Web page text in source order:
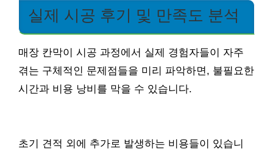
실제 시공 후기 및 만족도 분석
매장 칸막이 시공 과정에서 실제 경험자들이 자주
겪는 구체적인 문제점들을 미리 파악하면, 불필요한
시간과 비용 낭비를 막을 수 있습니다.
초기 견적 외에 추가로 발생하는 비용들이 있습니